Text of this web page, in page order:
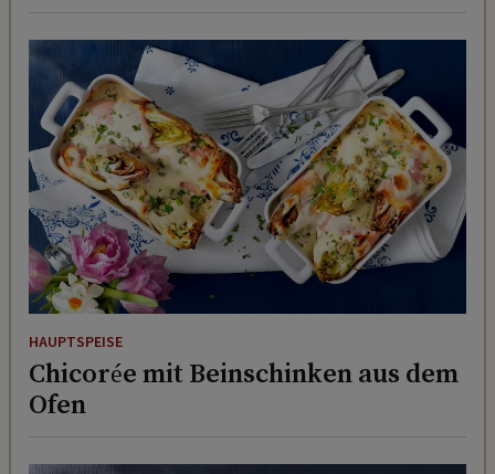
HAUPTSPEISE
Chicorée mit Beinschinken aus dem
Ofen